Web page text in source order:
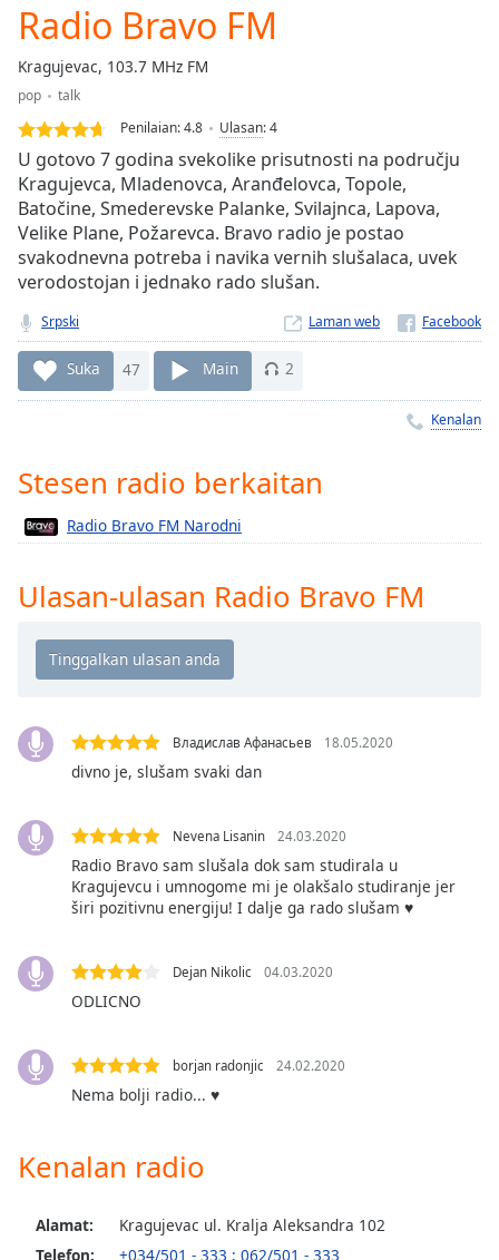
Loaded:
0.00%
Stream
Type
LIVE
Seek to
live,
currently
behind
liveLIVE
Remaining
Time-
Playback
Rate
Chapters
Descriptions
off,
Subtitles
settings,
opens
subtitles
dialog
subtitles
selected
Audio
Track
Picture
Fullscreen
modal
Beginning
Radio Bravo FM
Kragujevac, 103.7 MHz FM
pop
talk
Penilaian:4.8 Ulasan:4
U gotovo 7 godina svekolike prisutnosti na području
Kragujevca, Mladenovca, Aranđelovca, Topole,
Batočine, Smederevske Palanke, Svilajnca, Lapova,
Velike Plane, Požarevca. Bravo radio je postao
svakodnevna potreba i navika vernih slušalaca, uvek
verodostojan i jednako rado slušan.
Srpski Laman web
Suka 47 Main 2
Kenalan
Stesen radio berkaitan
Radio Bravo FM Narodni
Ulasan-ulasan Radio Bravo FM
Владислав Афанасьев 18.05.2020
divno je, slušam svaki dan
Nevena Lisanin 24.03.2020
Radio Bravo sam slušala dok sam studirala u
Kragujevcu i umnogome mi je olakšalo studiranje jer
širi pozitivnu energiju! I dalje ga rado slušam ♥️
Dejan Nikolic 04.03.2020
ODLICNO
borjan radonjic 24.02.2020
Nema bolji radio... ♥️
Kenalan radio
Alamat:
Kragujevac ul. Kralja Aleksandra 102
Telefon:
+034/501 - 333 ; 062/501 - 333